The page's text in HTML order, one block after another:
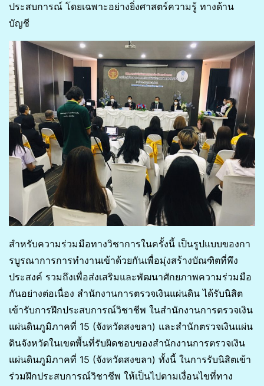
ประสบการณ์ โดยเฉพาะอย่างยิ่งศาสตร์ความรู้ ทางด้าน
บัญชี
สำหรับความร่วมมือทางวิชาการในครั้งนี้ เป็นรูปแบบของกา
รบูรณาการการทำงานเข้าด้วยกันเพื่อมุ่งสร้างบัณฑิตที่พึง
ประสงค์ รวมถึงเพื่อส่งเสริมและพัฒนาศักยภาพความร่วมมือ
กันอย่างต่อเนื่อง สำนักงานการตรวจเงินแผ่นดิน ได้รับนิสิต
เข้ารับการฝึกประสบการณ์วิชาชีพ ในสำนักงานการตรวจเงิน
แผ่นดินภูมิภาคที่ 15 (จังหวัดสงขลา) และสำนักตรวจเงินแผ่น
ดินจังหวัดในเขตพื้นที่รับผิดชอบของสำนักงานการตรวจเงิน
แผ่นดินภูมิภาคที่ 15 (จังหวัดสงขลา) ทั้งนี้ ในการรับนิสิตเข้า
ร่วมฝึกประสบการณ์วิชาชีพ ให้เป็นไปตามเงื่อนไขที่ทาง